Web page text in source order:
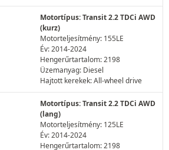
Motortípus: Transit 2.2 TDCi AWD
(kurz)
Motorteljesítmény: 155LE
Év: 2014-2024
Hengerűrtartalom: 2198
Üzemanyag: Diesel
Hajtott kerekek: All-wheel drive
Motortípus: Transit 2.2 TDCi AWD
(lang)
Motorteljesítmény: 125LE
Év: 2014-2024
Hengerűrtartalom: 2198